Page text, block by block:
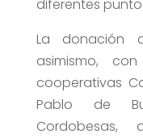
diferentes
La donación
asimismo,
cooperativas
Pablo de